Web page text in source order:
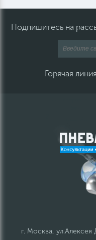
Подпишитесь на
Горячая линия
г. Москва,